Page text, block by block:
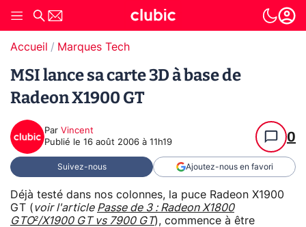
Accueil Marques Tech
MSI lance sa carte 3D à base de
Radeon X1900 GT
Par Vincent
Publié le 16 août 2006 à 11h19 0
Suivez-nous Ajoutez-nous en favori
Déjà testé dans nos colonnes, la puce Radeon X1900
GT (voir l'article Passe de 3 : Radeon X1800
GTO²/X1900 GT vs 7900 GT), commence à être